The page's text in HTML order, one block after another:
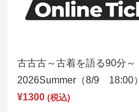
古古古～古着を語る90分～
2026Summer（8/9 18:00）
¥1300 (税込)